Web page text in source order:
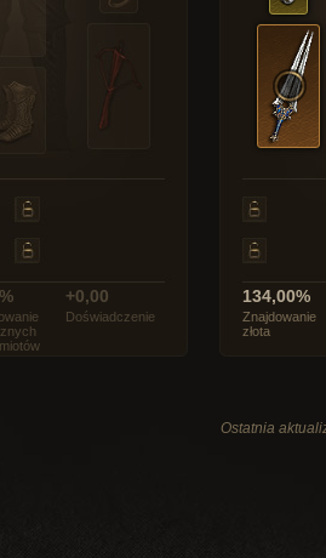
+0,00
Doświadczenie
134,00%
Znajdowanie
złota
Ostatnia